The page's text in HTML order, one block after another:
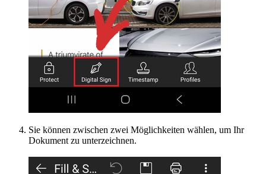
Sie können zwischen zwei Möglichkeiten wählen, um Ihr
Dokument zu unterzeichnen.